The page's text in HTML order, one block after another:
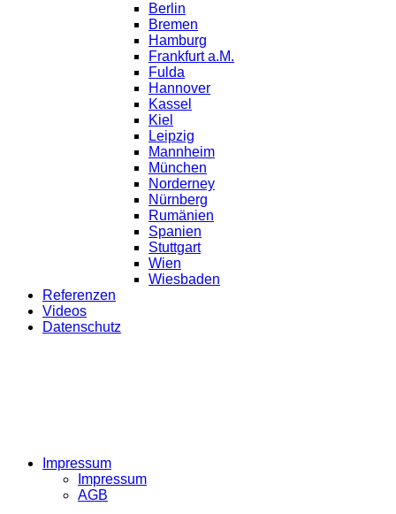
Berlin
Bremen
Hamburg
Frankfurt a.M.
Fulda
Hannover
Kassel
Kiel
Leipzig
Mannheim
München
Norderney
Nürnberg
Rumänien
Spanien
Stuttgart
Wien
Wiesbaden
Referenzen
Videos
Datenschutz
Impressum
Impressum
AGB